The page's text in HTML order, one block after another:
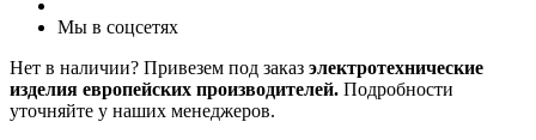
Мы в соцсетях
Нет в наличии? Привезем под заказ электротехнические
изделия европейских производителей. Подробности
уточняйте у наших менеджеров.